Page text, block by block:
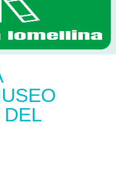
DEL